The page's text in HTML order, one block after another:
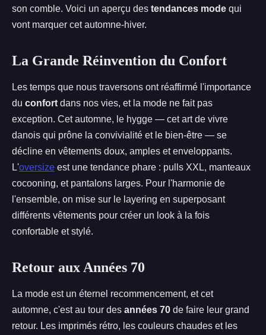
son comble. Voici un aperçu des tendances mode qui
vont marquer cet automne-hiver.
La Grande Réinvention du Confort
Les temps que nous traversons ont réaffirmé l'importance
du confort dans nos vies, et la mode ne fait pas
exception. Cet automne, le hygge — cet art de vivre
danois qui prône la convivialité et le bien-être — se
décline en vêtements doux, amples et enveloppants.
L'oversize est une tendance phare : pulls XXL, manteaux
cocooning, et pantalons larges. Pour l'harmonie de
l'ensemble, on mise sur le layering en superposant
différents vêtements pour créer un look à la fois
confortable et stylé.
Retour aux Années 70
La mode est un éternel recommencement, et cet
automne, c'est au tour des années 70 de faire leur grand
retour. Les imprimés rétro, les couleurs chaudes et les